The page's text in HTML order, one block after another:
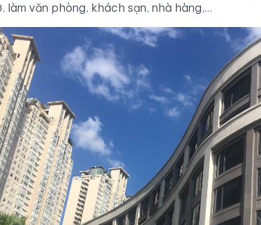
làm văn phòng, khách sạn, nhà hàng,…